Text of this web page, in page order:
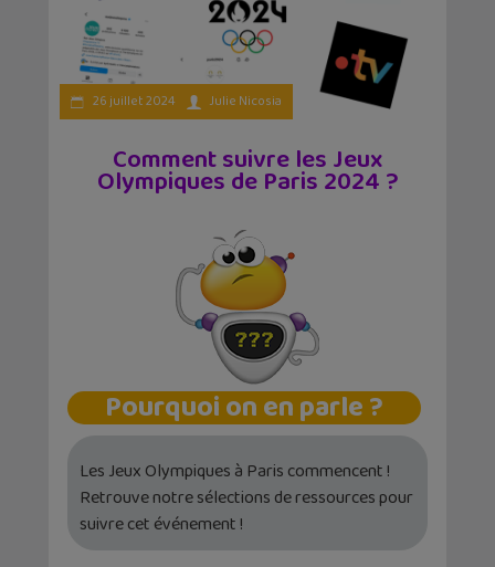
26 juillet 2024 Julie Nicosia
Comment suivre les Jeux
Olympiques de Paris 2024 ?
Pourquoi on en parle ?
Les Jeux Olympiques à Paris commencent !
Retrouve notre sélections de ressources pour
suivre cet événement !